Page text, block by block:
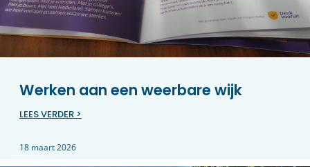
Werken aan een weerbare wijk
LEES VERDER >
18 maart 2026